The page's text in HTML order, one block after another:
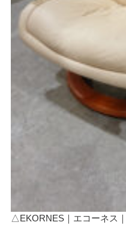
△EKORNES｜エコーネス